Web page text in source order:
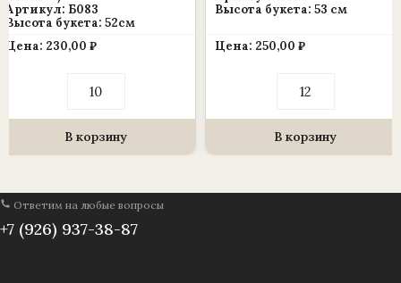
Артикул: Б083
Высота букета: 52см
Цена: 230,00 ₽
товара
в
букете
с
добавкой»
11
веток,
В корзину
Высота букета: 53 см
Цена: 250,00 ₽
товара
в
букете
ветки,
В корзину
Ответим на любые вопросы
+7 (926) 937-38-87